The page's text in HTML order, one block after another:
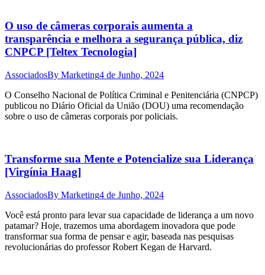
O uso de câmeras corporais aumenta a
transparência e melhora a segurança pública, diz
CNPCP [Teltex Tecnologia]
AssociadosBy Marketing4 de Junho, 2024
O Conselho Nacional de Política Criminal e Penitenciária (CNPCP)
publicou no Diário Oficial da União (DOU) uma recomendação
sobre o uso de câmeras corporais por policiais.
Transforme sua Mente e Potencialize sua Liderança
[Virgínia Haag]
AssociadosBy Marketing4 de Junho, 2024
Você está pronto para levar sua capacidade de liderança a um novo
patamar? Hoje, trazemos uma abordagem inovadora que pode
transformar sua forma de pensar e agir, baseada nas pesquisas
revolucionárias do professor Robert Kegan de Harvard.